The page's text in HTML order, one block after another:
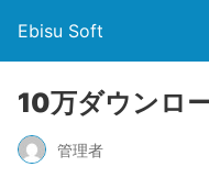
Ebisu Soft
10万ダウンロ
管理者